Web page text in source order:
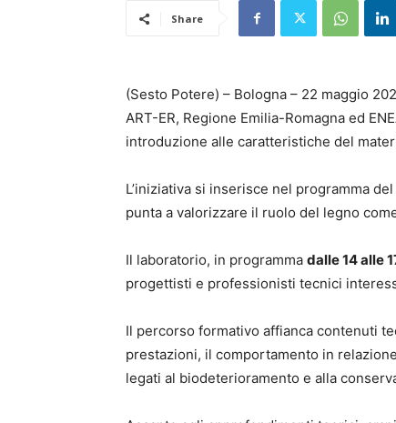
Share
(Sesto Potere) – Bologna – 22 maggio
ART-ER, Regione Emilia-Romagna ed
introduzione alle caratteristiche del
L’iniziativa si inserisce nel programma del
punta a valorizzare il ruolo del legno
Il laboratorio, in programma dalle 14 alle
progettisti e professionisti tecnici
Il percorso formativo affianca contenuti
prestazioni, il comportamento in
legati al biodeterioramento e alla